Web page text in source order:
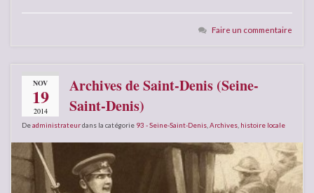
Faire un commentaire
NOV
19
2014
Archives de Saint-Denis (Seine-
Saint-Denis)
Deadministrateurdans la catégorie 93 - Seine-Saint-Denis Archives histoire locale